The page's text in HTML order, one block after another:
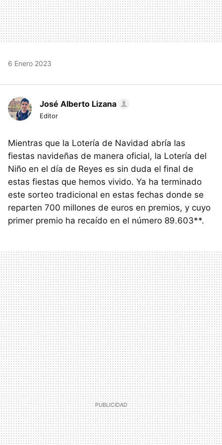
6 Enero 2023
José Alberto Lizana
Editor
Mientras que la Lotería de Navidad abría las
fiestas navideñas de manera oficial, la Lotería del
Niño en el día de Reyes es sin duda el final de
estas fiestas que hemos vivido. Ya ha terminado
este sorteo tradicional en estas fechas donde se
reparten 700 millones de euros en premios, y cuyo
primer premio ha recaído en el número 89.603**.